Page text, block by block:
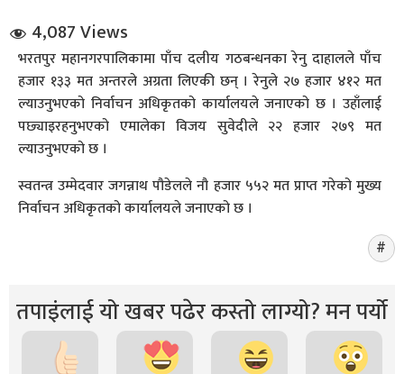
संवाद
4,087 Views
भरतपुर महानगरपालिकामा पाँच दलीय गठबन्धनका रेनु दाहालले पाँच
हजार १३३ मत अन्तरले अग्रता लिएकी छन् । रेनुले २७ हजार ४१२ मत
ल्याउनुभएको निर्वाचन अधिकृतको कार्यालयले जनाएको छ । उहाँलाई
पछ्याइरहनुभएको एमालेका विजय सुवेदीले २२ हजार २७९ मत
ल्याउनुभएको छ ।
स्वतन्त्र उम्मेदवार जगन्नाथ पौडेलले नौ हजार ५५२ मत प्राप्त गरेको मुख्य
निर्वाचन अधिकृतको कार्यालयले जनाएको छ ।
तपाइंलाई यो खबर पढेर कस्तो लाग्यो? मन पर्यो